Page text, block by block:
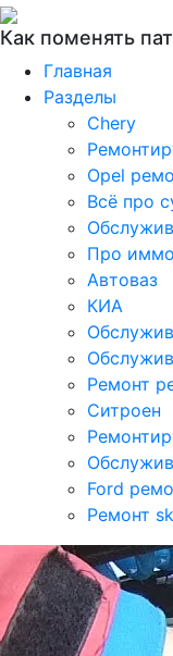
Как поменять
Главная
Разделы
Chery
Opel
Всё про
Про
Автоваз
КИА
Ремонт
Ситроен
Ford
Ремонт